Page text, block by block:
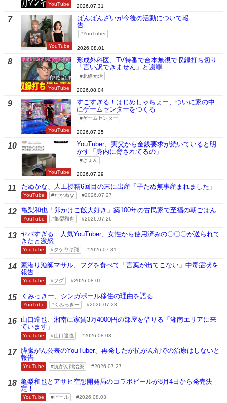
YouTube 2026.07.31
7
YouTube
ばんばんざいが今後の活動について報
告
YouTuber
2026.08.01
8
YouTube
形成外科医、TV特番で台本無視で収録打ち切り
「言い訳できません」と謝罪
北條元治
2026.08.04
9
YouTube
すごすぎる！はじめしゃちょー、ついに家の中
にゲームセンターをつくる
ゲームセンター
2026.07.25
10
YouTube
YouTuber、実父から金銭要求が続いていると明
かす「身内に脅されてるの」
きょん
2026.07.29
11 たぬかな、人工授精6回目の末に出産「子たぬ無事産まれました」
YouTube たかぬな 2026.07.27
12 亀梨和也「卵かけご飯大好き」築100年の古民家で至福の朝ごはん
YouTube 亀梨和也 2026.07.26
13 ヤバすぎる…人気YouTuber、女性から使用済みの〇〇〇が送られて
きたと激怒
YouTube タケヤキ翔 2026.07.31
14 素潜り漁師マサル、フグを食べて「言葉が出てこない」中毒症状を
報告
YouTube フグ 2026.08.01
15 くみっきー、シンガポール移住の理由を語る
YouTube くみっきー 2026.07.28
16 山口達也、湘南に家賃3万4000円の部屋を借りる「湘南エリアに来
ています」
YouTube 山口達也 2026.08.03
17 膵臓がん公表のYouTuber、再発したが抗がん剤での治療はしないと
報告
YouTube 抗がん剤治療 2026.07.27
18 亀梨和也とアサヒ空想開発局のコラボビールが8月4日から発売決
定！
YouTube ビール 2026.08.03